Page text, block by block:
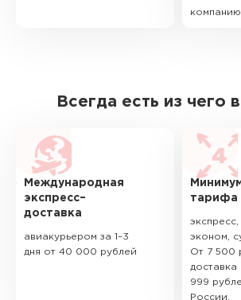
компанию
Всегда есть из чего
Международная
экспресс–
доставка
авиакурьером за 1–3
дня от 40 000 рублей
тарифа
экспресс,
эконом,
От 7 500
999
России.